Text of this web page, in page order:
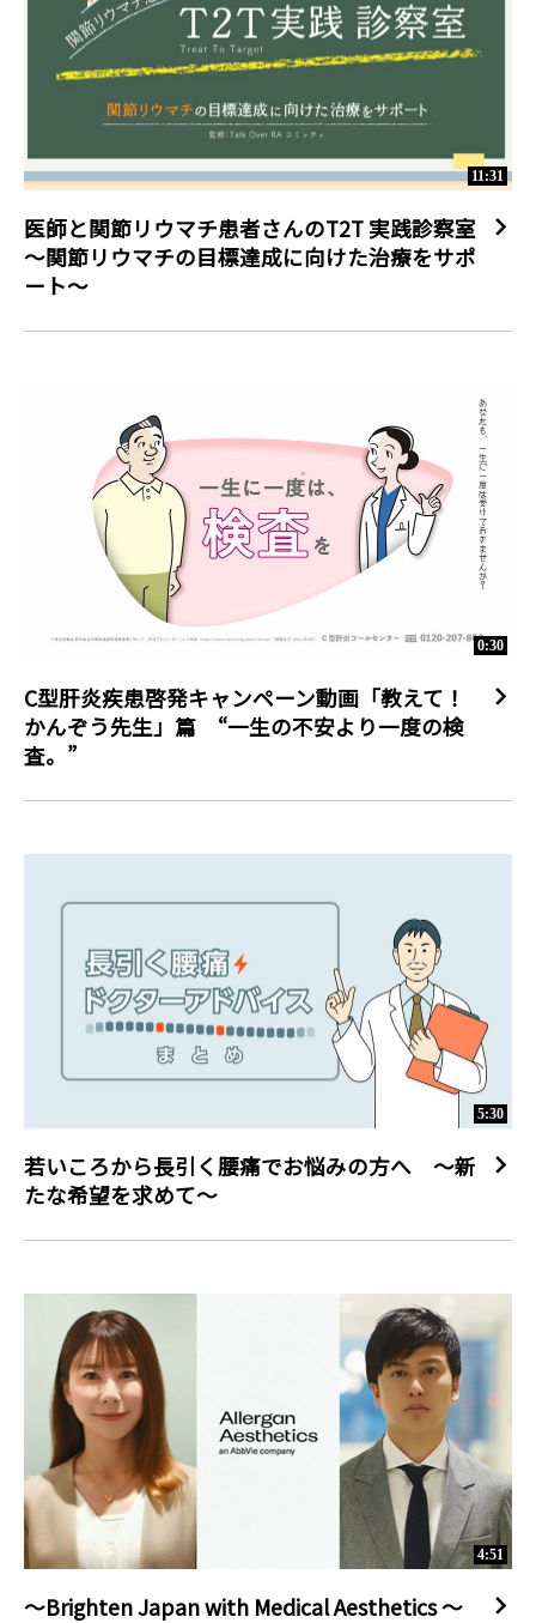
11:31
医師と関節リウマチ患者さんのT2T 実践診察室
～関節リウマチの目標達成に向けた治療をサポ
ート～
0:30
C型肝炎疾患啓発キャンペーン動画「教えて！
かんぞう先生」篇 “一生の不安より一度の検
査。”
5:30
若いころから長引く腰痛でお悩みの方へ ～新
たな希望を求めて～
4:51
～Brighten Japan with Medical Aesthetics ～